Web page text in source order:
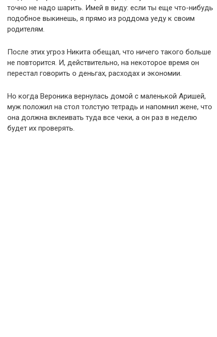
точно не надо шарить. Имей в виду: если ты еще что-нибудь
подобное выкинешь, я прямо из роддома уеду к своим
родителям.
После этих угроз Никита обещал, что ничего такого больше
не повторится. И, действительно, на некоторое время он
перестал говорить о деньгах, расходах и экономии.
Но когда Вероника вернулась домой с маленькой Аришей,
муж положил на стол толстую тетрадь и напомнил жене, что
она должна вклеивать туда все чеки, а он раз в неделю
будет их проверять.